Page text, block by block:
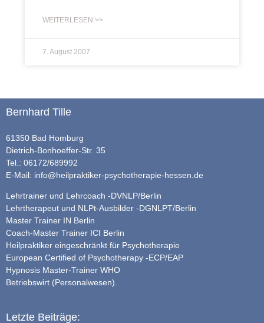
WEITERLESEN >>
7. August 2007
Bernhard Tille
61350 Bad Homburg
Dietrich-Bonhoeffer-Str. 35
Tel.: 06172/689992
E-Mail: info@heilpraktiker-psychotherapie-hessen.de
Lehrtrainer und Lehrcoach -DVNLP/Berlin
Lehrtherapeut und NLPt-Ausbilder -DGNLPT/Berlin
Master Trainer IN Berlin
Coach-Master Trainer ICI Berlin
Heilpraktiker eingeschränkt für Psychotherapie
European Certified of Psychotherapy -ECP/EAP
Hypnosis Master-Trainer WHO
Betriebswirt (Personalwesen).
Letzte Beiträge: